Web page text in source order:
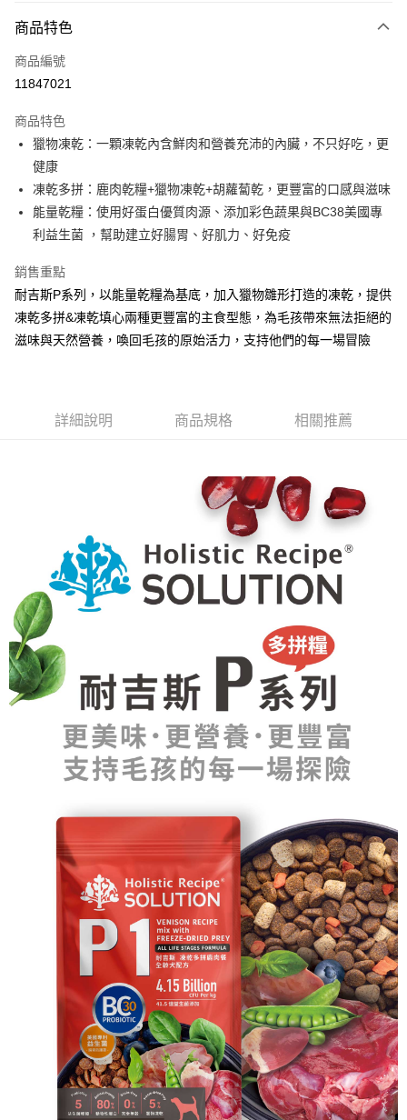
信用卡一次付款
運送方式
香港專區
商品特色
商品編號
11847021
商品特色
獵物凍乾：一顆凍乾內含鮮肉和營養充沛的內臟，不只好吃，更
健康
凍乾多拼：鹿肉乾糧+獵物凍乾+胡蘿蔔乾，更豐富的口感與滋味
能量乾糧：使用好蛋白優質肉源、添加彩色蔬果與BC38美國專
利益生菌 ，幫助建立好腸胃、好肌力、好免疫
銷售重點
耐吉斯P系列，以能量乾糧為基底，加入獵物雛形打造的凍乾，提供
凍乾多拼&凍乾填心兩種更豐富的主食型態，為毛孩帶來無法拒絕的
滋味與天然營養，喚回毛孩的原始活力，支持他們的每一場冒險
詳細說明 商品規格 相關推薦